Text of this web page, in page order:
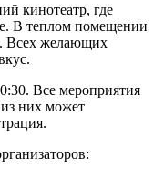
кинотеатр, где
В теплом помещении
Всех желающих
Все мероприятия
из них может